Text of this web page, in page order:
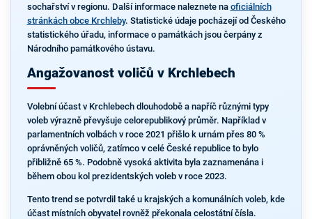
sochařství v regionu. Další informace naleznete na oficiálních
stránkách obce Krchleby. Statistické údaje pocházejí od Českého
statistického úřadu, informace o památkách jsou čerpány z
Národního památkového ústavu.
Angažovanost voličů v Krchlebech
Volební účast v Krchlebech dlouhodobě a napříč různými typy
voleb výrazně převyšuje celorepublikový průměr. Například v
parlamentních volbách v roce 2021 přišlo k urnám přes 80 %
oprávněných voličů, zatímco v celé České republice to bylo
přibližně 65 %. Podobně vysoká aktivita byla zaznamenána i
během obou kol prezidentských voleb v roce 2023.
Tento trend se potvrdil také u krajských a komunálních voleb, kde
účast místních obyvatel rovněž překonala celostátní čísla.